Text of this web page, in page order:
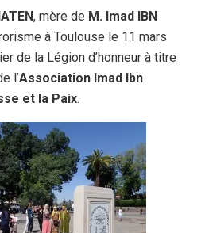
, mère de M. Imad IBN
à Toulouse le 11 mars
de la Légion d’honneur à titre
l’Association Imad Ibn
et la Paix.